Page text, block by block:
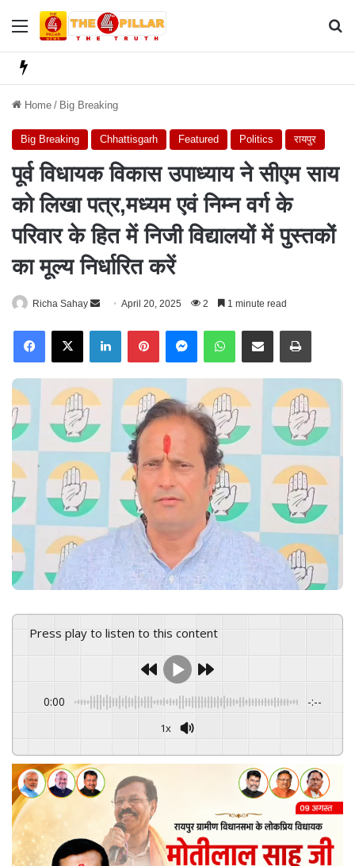
Menu
Home / Big Breaking
Big Breaking Chhattisgarh Featured Politics रायपुर
पूर्व विधायक विकास उपाध्याय ने सीएम साय
को लिखा पत्र,मध्यम एवं निम्न वर्ग के
परिवार के हित में निजी विद्यालयों में पुस्तकों
का मूल्य निर्धारित करें
Richa Sahay
n
d
a
n
April 20, 2025 2 1 minute read
X
Press play to listen to this content
0:00 -:--
1x